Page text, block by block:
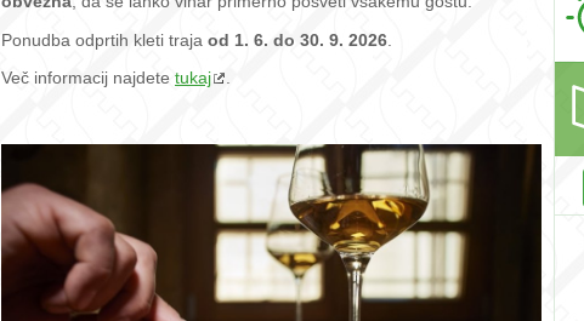
Ponudba odprtih kleti traja od 1. 6. do 30. 9. 2026
Več informacij najdete tukaj